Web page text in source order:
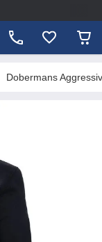
Dobermans